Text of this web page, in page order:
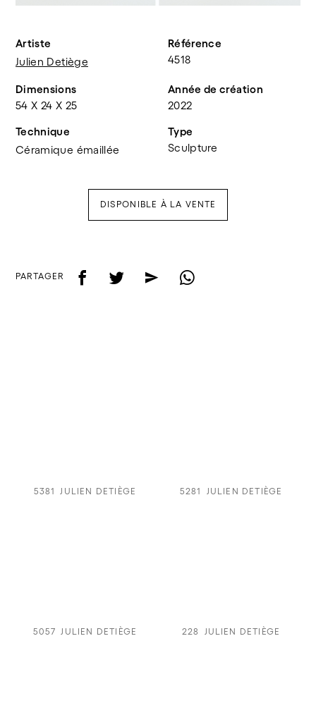
Artiste
Julien Detiège
Référence
4518
Dimensions
54 X 24 X 25
Année de création
2022
Technique
Céramique émaillée
Type
Sculpture
DISPONIBLE À LA VENTE
PARTAGER f t e w
5381 JULIEN DETIÈGE 5281 JULIEN DETIÈGE
5057 JULIEN DETIÈGE 228 JULIEN DETIÈGE